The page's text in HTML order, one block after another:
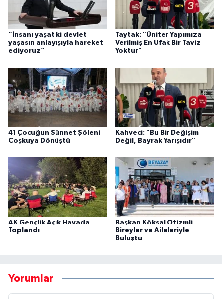
“İnsanı yaşat ki devlet
yaşasın anlayışıyla hareket
ediyoruz”
Taytak: "Üniter Yapımıza
Verilmiş En Ufak Bir Taviz
Yoktur"
41 Çocuğun Sünnet Şöleni
Coşkuya Dönüştü
Kahveci: "Bu Bir Değişim
Değil, Bayrak Yarışıdır"
AK Gençlik Açık Havada
Toplandı
Başkan Köksal Otizmli
Bireyler ve Aileleriyle
Buluştu
Yorumlar